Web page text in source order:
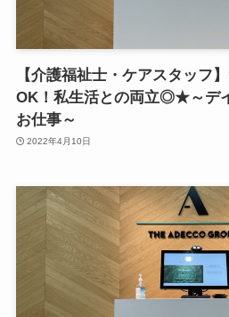
【介護福祉士・ケアスタッフ
OK！私生活との両立◎★～デ
お仕事～
2022年4月10日